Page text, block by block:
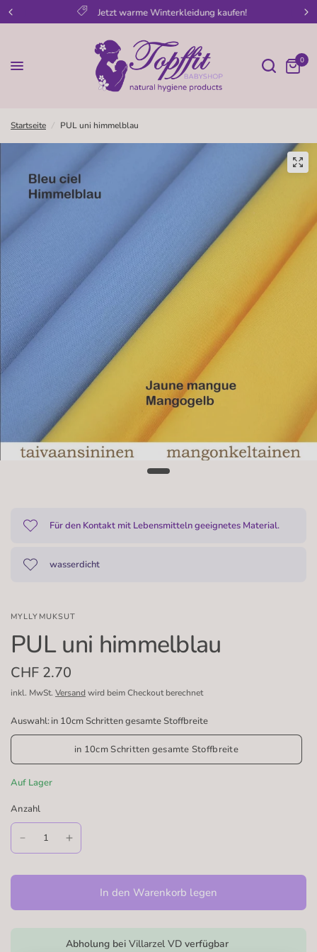
Jetzt warme Winterkleidung kaufen!
0
Startseite / PUL uni himmelblau
Für den Kontakt mit Lebensmitteln geeignetes Material.
wasserdicht
MYLLYMUKSUT
PUL uni himmelblau
CHF 2.70
inkl. MwSt. Versandwird beim Checkout berechnet
Auswahl:in 10cm Schritten gesamte Stoffbreite
in 10cm Schritten gesamte Stoffbreite
Auf Lager
Anzahl
In den Warenkorb legen
Abholung beiVillarzel VD verfügbar